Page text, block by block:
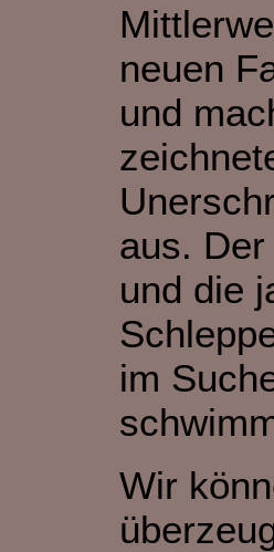
neuen
und
aus.
und die
im
Wir